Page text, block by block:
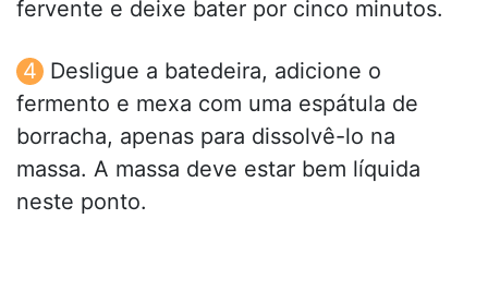
fervente e deixe bater por cinco minutos.
Desligue a batedeira, adicione o
fermento e mexa com uma espátula de
borracha, apenas para dissolvê-lo na
massa. A massa deve estar bem líquida
neste ponto.